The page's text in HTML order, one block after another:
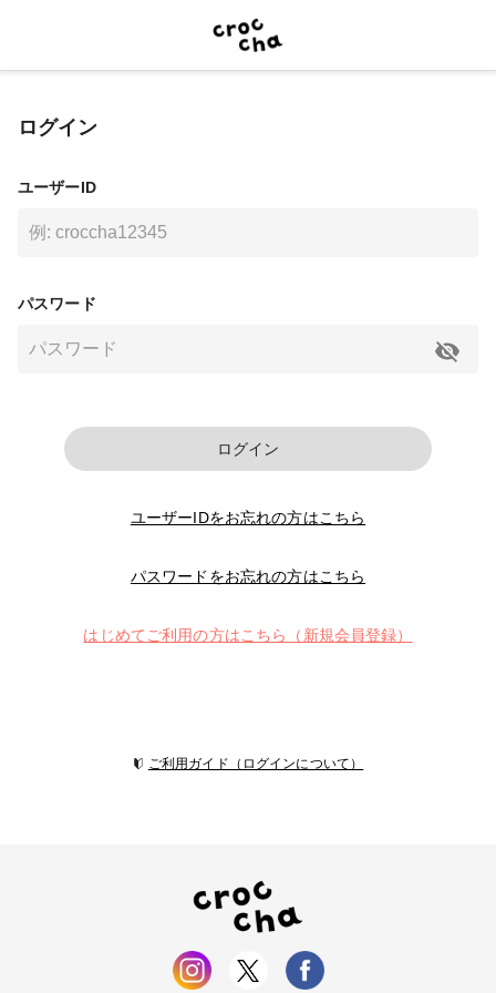
ログイン
ユーザーID
パスワード
ログイン
ユーザーIDをお忘れの方はこちら
パスワードをお忘れの方はこちら
はじめてご利用の方はこちら（新規会員登録）
ご利用ガイド（ログインについて）